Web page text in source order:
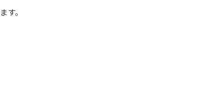
す。